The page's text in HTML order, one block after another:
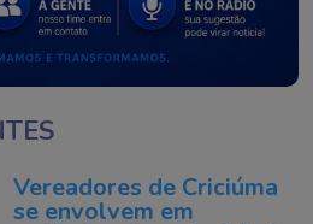
Vereadores de Criciúma
se envolvem em